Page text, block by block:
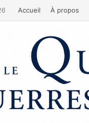
Accueil À propos